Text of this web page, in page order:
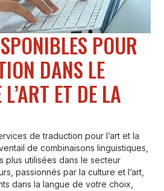
POUR
DANS LE
ET DE LA
de traduction pour l’art et la
de combinaisons linguistiques,
plus utilisées dans le secteur
passionnés par la culture et l’art,
dans la langue de votre choix,